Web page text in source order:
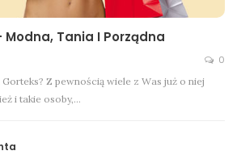
Modna, Tania I Porządna
0
Z pewnością wiele z Was już o niej
i takie osoby,…